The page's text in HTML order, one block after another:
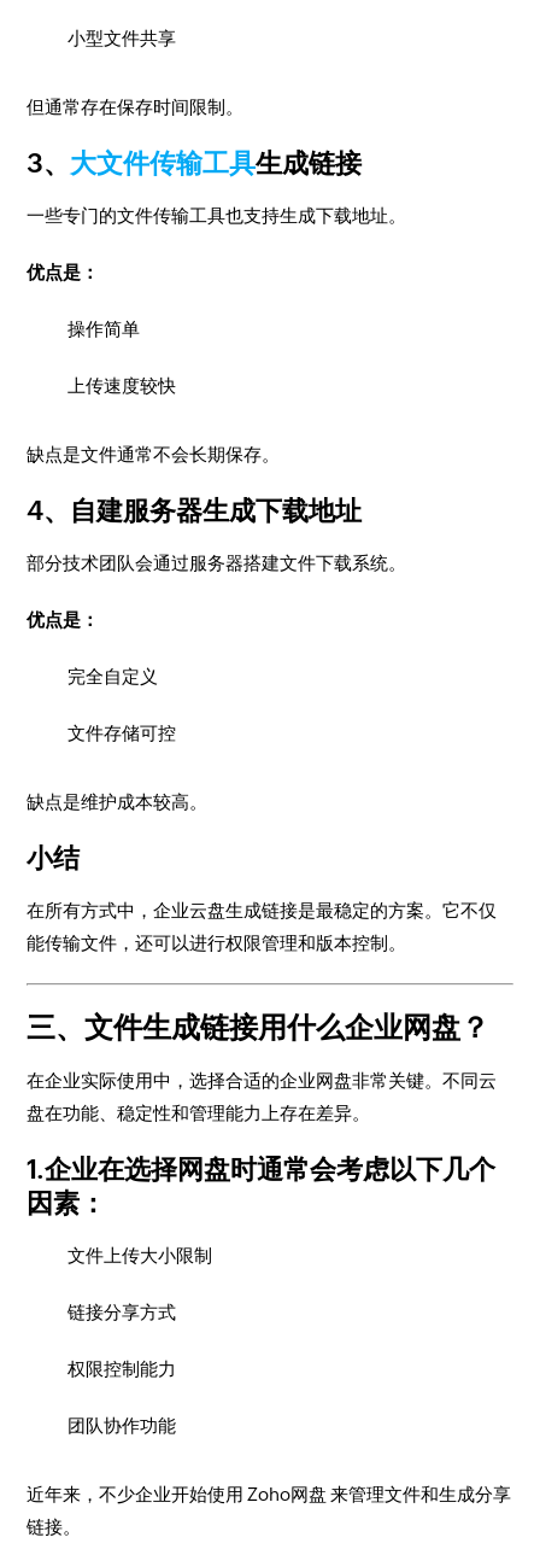
小型文件共享
但通常存在保存时间限制。
3、 大文件传输工具生成链接
一些专门的文件传输工具也支持生成下载地址。
优点是：
操作简单
上传速度较快
缺点是文件通常不会长期保存。
4、自建服务器生成下载地址
部分技术团队会通过服务器搭建文件下载系统。
优点是：
完全自定义
文件存储可控
缺点是维护成本较高。
小结
在所有方式中，企业云盘生成链接是最稳定的方案。它不仅
能传输文件，还可以进行权限管理和版本控制。
三、文件生成链接用什么企业网盘？
在企业实际使用中，选择合适的企业网盘非常关键。不同云
盘在功能、稳定性和管理能力上存在差异。
1.企业在选择网盘时通常会考虑以下几个
因素：
文件上传大小限制
链接分享方式
权限控制能力
团队协作功能
近年来，不少企业开始使用 Zoho网盘 来管理文件和生成分享
链接。